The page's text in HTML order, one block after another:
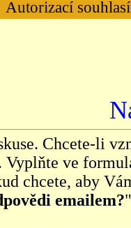
Autorizací
Chcete-li
Vyplňte ve
chcete, aby
emailem?